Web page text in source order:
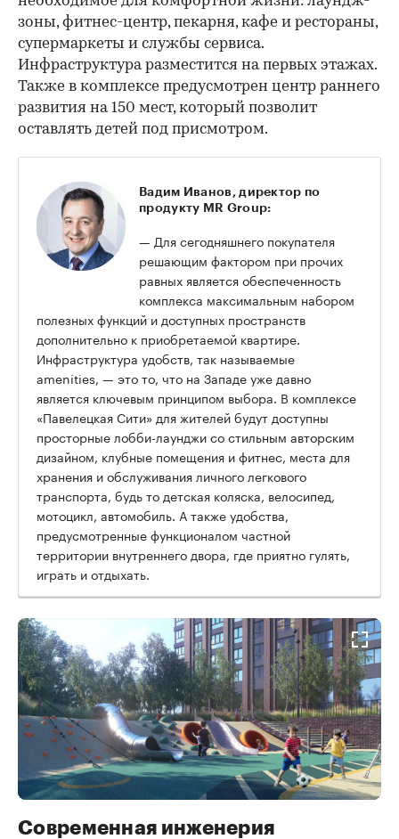
зоны, фитнес-центр, пекарня, кафе и рестораны,
супермаркеты и службы сервиса.
Инфраструктура разместится на первых этажах.
Также в комплексе предусмотрен центр раннего
развития на 150 мест, который позволит
оставлять детей под присмотром.
Вадим Иванов, директор по
продукту MR Group:
— Для сегодняшнего покупателя
решающим фактором при прочих
равных является обеспеченность
комплекса максимальным набором
полезных функций и доступных пространств
дополнительно к приобретаемой квартире.
Инфраструктура удобств, так называемые
amenities, — это то, что на Западе уже давно
является ключевым принципом выбора. В комплексе
«Павелецкая Сити» для жителей будут доступны
просторные лобби-лаунджи со стильным авторским
дизайном, клубные помещения и фитнес, места для
хранения и обслуживания личного легкового
транспорта, будь то детская коляска, велосипед,
мотоцикл, автомобиль. А также удобства,
предусмотренные функционалом частной
территории внутреннего двора, где приятно гулять,
играть и отдыхать.
Современная инженерия